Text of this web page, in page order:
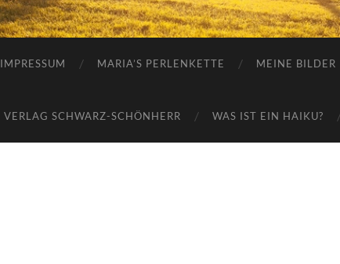
IMPRESSUM MARIA’S PERLENKETTE MEINE BILDER
VERLAG SCHWARZ-SCHÖNHERR WAS IST EIN HAIKU?